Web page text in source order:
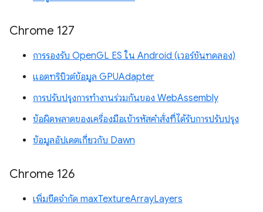
Chrome 127
การรองรับ OpenGL ES ใน Android (เวอร์ชันทดลอง)
แอตทริบิวต์ข้อมูล GPUAdapter
การปรับปรุงการทำงานร่วมกันของ WebAssembly
ข้อผิดพลาดของเครื่องมือเข้ารหัสคำสั่งที่ได้รับการปรับปรุง
ข้อมูลอัปเดตเกี่ยวกับ Dawn
Chrome 126
เพิ่มขีดจำกัด maxTextureArrayLayers